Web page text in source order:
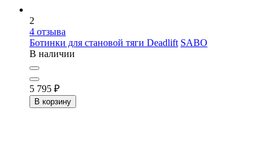
2
4 отзыва
Ботинки для становой тяги Deadlift SABO
В наличии
5 795 ₽
В корзину